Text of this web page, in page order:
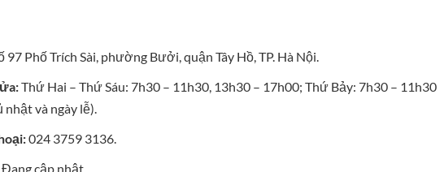
97 Phố Trích Sài, phường Bưởi, quận Tây Hồ, TP. Hà Nội.
Thứ Hai – Thứ Sáu: 7h30 – 11h30, 13h30 – 17h00; Thứ Bảy: 7h30 – 11h30
nhật và ngày lễ).
024 3759 3136.
Đang cập nhật.